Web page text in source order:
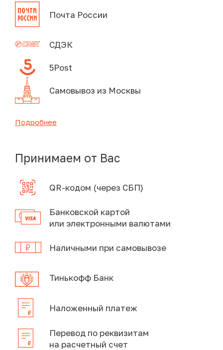
Почта России
СДЭК
5Post
Самовывоз из Москвы
Подробнее
Принимаем от Вас
QR-кодом (через СБП)
Банковской картой
или электронными валютами
Наличными при самовывозе
Тинькофф Банк
Наложенный платеж
Перевод по реквизитам
на расчетный счет